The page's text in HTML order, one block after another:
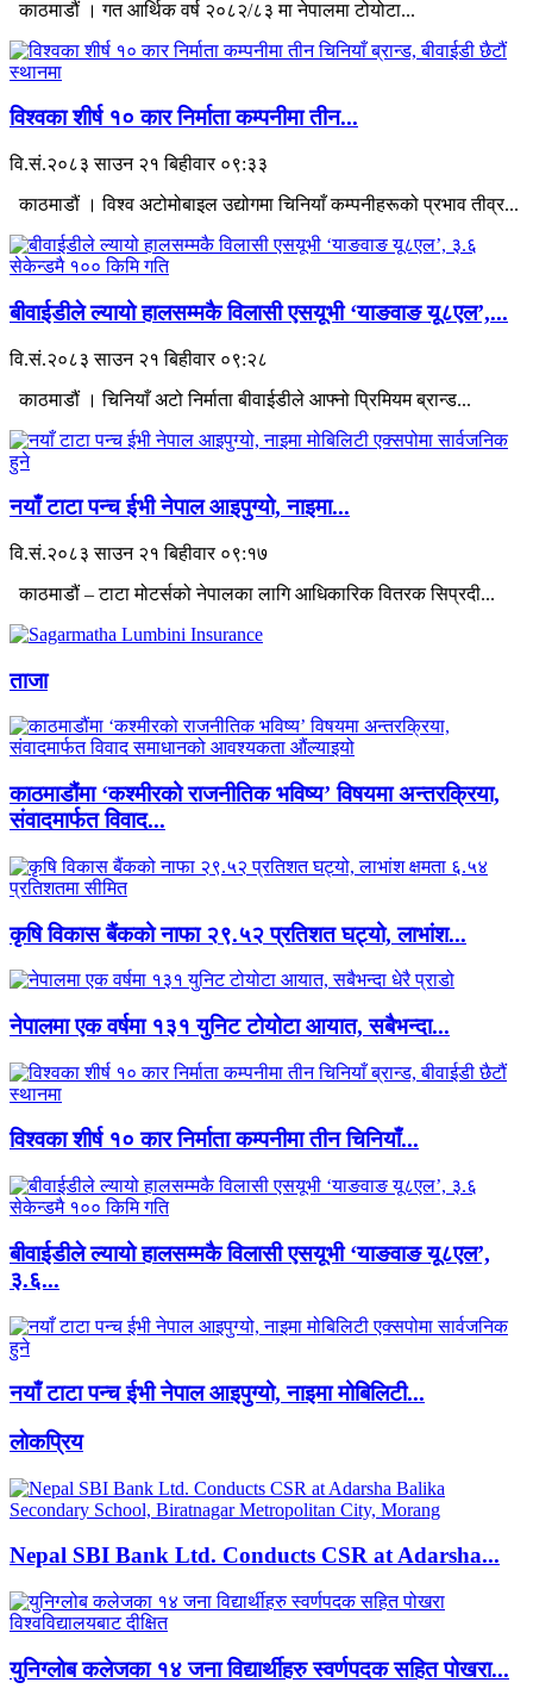
काठमाडौं । गत आर्थिक वर्ष २०८२/८३ मा नेपालमा टोयोटा...
विश्वका शीर्ष १० कार निर्माता कम्पनीमा तीन...
वि.सं.२०८३ साउन २१ बिहीवार ०९:३३
काठमाडौं । विश्व अटोमोबाइल उद्योगमा चिनियाँ कम्पनीहरूको प्रभाव तीव्र...
बीवाईडीले ल्यायो हालसम्मकै विलासी एसयूभी ‘याङवाङ यू८एल’,...
वि.सं.२०८३ साउन २१ बिहीवार ०९:२८
काठमाडौं । चिनियाँ अटो निर्माता बीवाईडीले आफ्नो प्रिमियम ब्रान्ड...
नयाँ टाटा पन्च ईभी नेपाल आइपुग्यो, नाइमा...
वि.सं.२०८३ साउन २१ बिहीवार ०९:१७
काठमाडौं – टाटा मोटर्सको नेपालका लागि आधिकारिक वितरक सिप्रदी...
ताजा
काठमाडौंमा ‘कश्मीरको राजनीतिक भविष्य’ विषयमा अन्तरक्रिया,
संवादमार्फत विवाद...
कृषि विकास बैंकको नाफा २९.५२ प्रतिशत घट्यो, लाभांश...
नेपालमा एक वर्षमा १३१ युनिट टोयोटा आयात, सबैभन्दा...
विश्वका शीर्ष १० कार निर्माता कम्पनीमा तीन चिनियाँ...
बीवाईडीले ल्यायो हालसम्मकै विलासी एसयूभी ‘याङवाङ यू८एल’,
३.६...
नयाँ टाटा पन्च ईभी नेपाल आइपुग्यो, नाइमा मोबिलिटी...
लाेकप्रिय
Nepal SBI Bank Ltd. Conducts CSR at Adarsha...
युनिग्लोब कलेजका १४ जना विद्यार्थीहरु स्वर्णपदक सहित पोखरा...